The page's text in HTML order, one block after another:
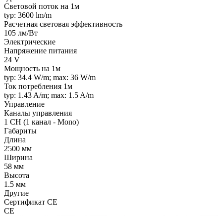
Световой поток на 1м
typ: 3600 lm/m
Расчетная световая эффективность
105 лм/Вт
Электрические
Напряжение питания
24 V
Мощность на 1м
typ: 34.4 W/m; max: 36 W/m
Ток потребления 1м
typ: 1.43 A/m; max: 1.5 A/m
Управление
Каналы управления
1 CH (1 канал - Mono)
Габариты
Длина
2500 мм
Ширина
58 мм
Высота
1.5 мм
Другие
Сертификат CE
CE